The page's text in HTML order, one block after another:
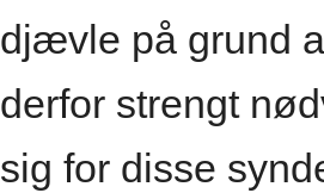
djævle på grund
derfor strengt
sig for disse